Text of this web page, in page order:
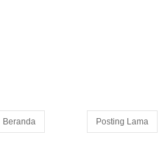
Posting Lama
Beranda